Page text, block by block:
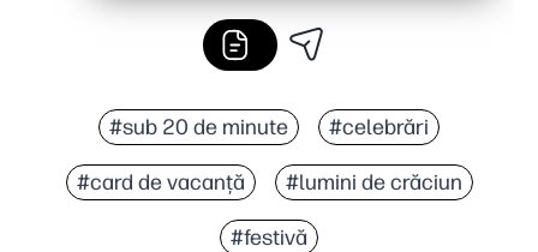
#sub 20 de minute #celebrări
#card de vacanță #lumini de crăciun
#festivă